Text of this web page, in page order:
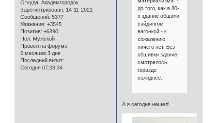
Откуда: Академгородок
Зарегистрирован: 14-11-2021
Сообщений: 5377
Уважение: +3545
Позитив: +6890
Пол: Мужской
Провел на форуме:
5 месяцев 3 дня
Последний визит:
Сегодня 07:08:34
до того, как в 80-
х здание обшили
сайдингом
вагонкой - к
сожалению,
ничего нет. Без
обшивки здание
смотрелось
гораздо
солиднее.
А я сегодня нашел!